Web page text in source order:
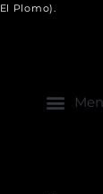
Plomo).